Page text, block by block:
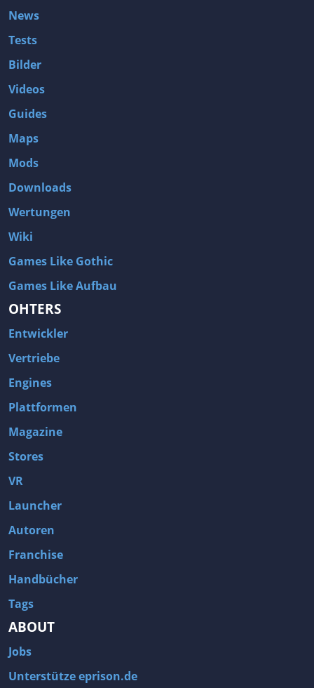
News
Tests
Bilder
Videos
Guides
Maps
Mods
Downloads
Wertungen
Wiki
Games Like Gothic
Games Like Aufbau
OHTERS
Entwickler
Vertriebe
Engines
Plattformen
Magazine
Stores
VR
Launcher
Autoren
Franchise
Handbücher
Tags
ABOUT
Jobs
Unterstütze eprison.de